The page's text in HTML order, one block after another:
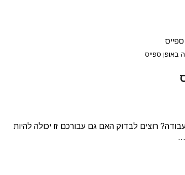
באופן ספייס
רוצים לבדוק האם גם עבורכם זו יכולה להיות